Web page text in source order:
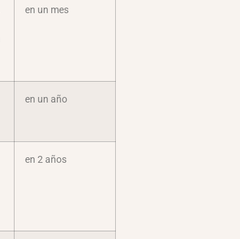
en un mes
en un año
en 2 años